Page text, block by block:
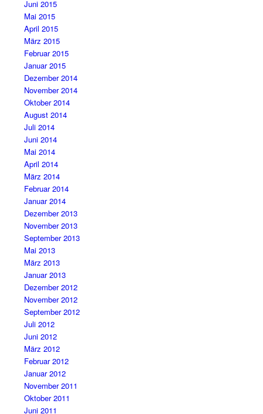
Juni 2015
Mai 2015
April 2015
März 2015
Februar 2015
Januar 2015
Dezember 2014
November 2014
Oktober 2014
August 2014
Juli 2014
Juni 2014
Mai 2014
April 2014
März 2014
Februar 2014
Januar 2014
Dezember 2013
November 2013
September 2013
Mai 2013
März 2013
Januar 2013
Dezember 2012
November 2012
September 2012
Juli 2012
Juni 2012
März 2012
Februar 2012
Januar 2012
November 2011
Oktober 2011
Juni 2011